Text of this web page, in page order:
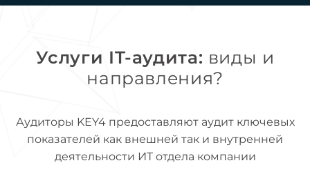
Услуги IT-аудита: виды и
направления?
Аудиторы KEY4 предоставляют аудит ключевых
показателей как внешней так и внутренней
деятельности ИТ отдела компании